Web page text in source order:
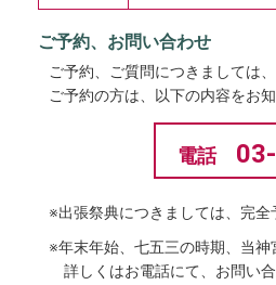
ご予約、お問い合わせ
ご予約、ご質問につきましては
ご予約の方は、以下の内容をお知
電話
※出張祭典につきましては、完全
※年末年始、七五三の時期、当神
詳しくはお電話にて、お問い合